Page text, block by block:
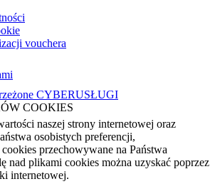
vouchera
CYBERUSŁUGI
COOKIES
naszej strony internetowej oraz
osobistych preferencji,
przechowywane na Państwa
nad plikami cookies można uzyskać poprzez
internetowej.